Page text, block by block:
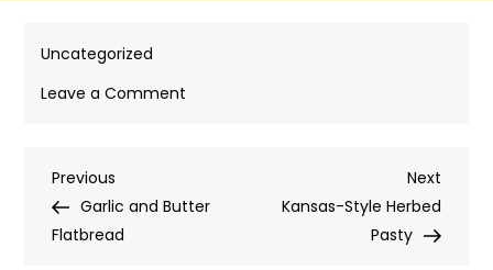
Uncategorized
Leave a Comment
Post
navigation
Previous
Post
Previous
Garlic and Butter
Flatbread
Next
Post
Next
Kansas-Style Herbed
Pasty